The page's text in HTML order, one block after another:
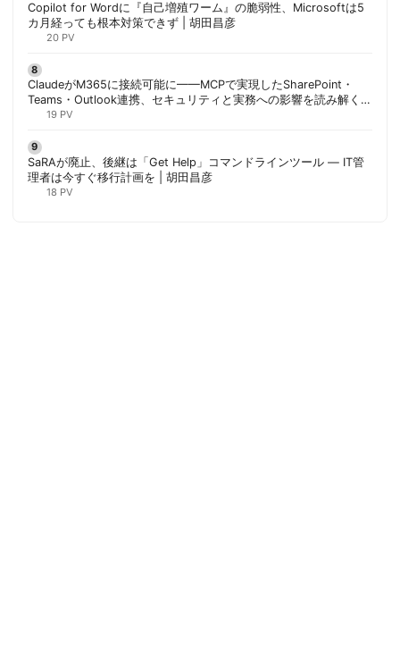
Copilot for Wordに『自己増殖ワーム』の脆弱性、Microsoftは5
カ月経っても根本対策できず | 胡田昌彦
20 PV
ClaudeがM365に接続可能に——MCPで実現したSharePoint・
Teams・Outlook連携、セキュリティと実務への影響を読み解く |
胡田昌彦
19 PV
SaRAが廃止、後継は「Get Help」コマンドラインツール — IT管
理者は今すぐ移行計画を | 胡田昌彦
18 PV